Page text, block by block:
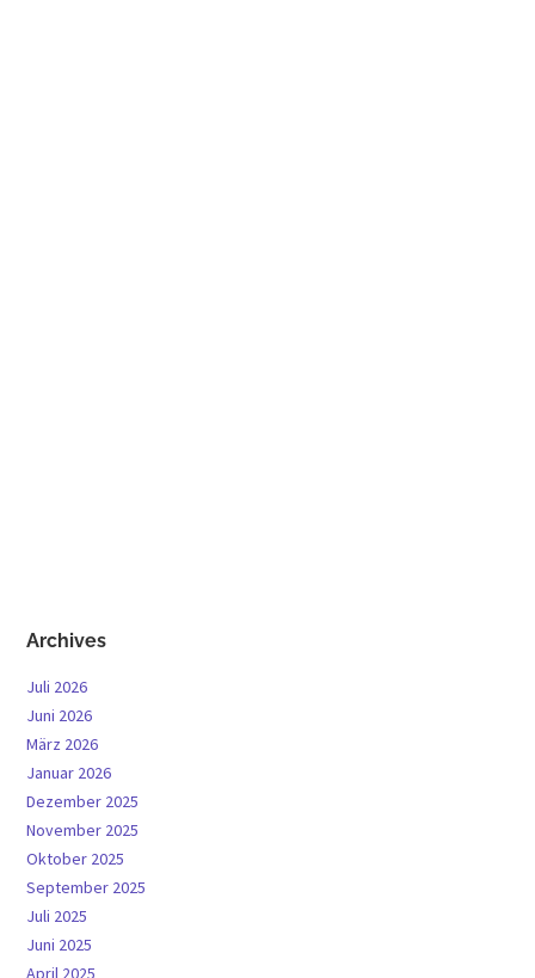
Archives
Juli 2026
Juni 2026
März 2026
Januar 2026
Dezember 2025
November 2025
Oktober 2025
September 2025
Juli 2025
Juni 2025
April 2025